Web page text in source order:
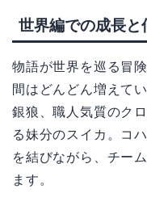
世界編での成長と
物語が世界を巡る冒
間はどんどん増えて
銀狼、職人気質のク
る妹分のスイカ。コ
を結びながら、チー
ます。